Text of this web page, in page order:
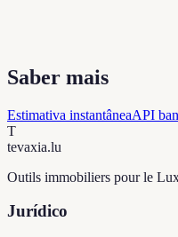
Saber mais
Estimativa instantâneaAPI
T
tevaxia.lu
Outils immobiliers pour le
Jurídico